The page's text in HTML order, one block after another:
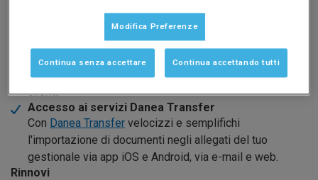
da apportare. L'assistenza è accessibile tramite web
oppure telefonicamente.
Pubblicazione condomìni su web
Possibilità di pubblicare i propri condomìni sul servizio
webMioCondominioper renderli disponibili ai propri
clienti.
Accesso ai servizi Danea Transfer
Con Danea Transfer velocizzi e semplifichi
l'importazione di documenti negli allegati del tuo
gestionale via app iOS e Android, via e-mail e web.
Rinnovi
Modifica Preferenze
Continua senza accettare Continua accettando tutti